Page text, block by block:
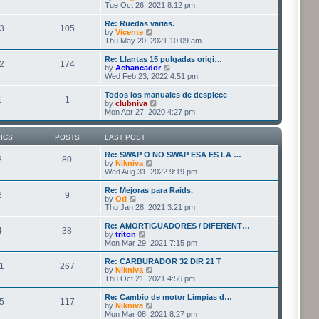
t
s
t
h
a
t
e
t
p
o
s
t
i
e
w
h
l
a
t
e
t
p
o
s
Tue Oct 26, 2021 8:12 pm
105
Re: Ruedas varias.
by Vicente
i
e
w
t
h
a
t
e
s
o
s
t
Thu May 20, 2021 10:09 am
174
Re: Llantas 15 pulgadas origi…
by Achancador
i
e
w
h
l
t
e
t
o
s
t
Wed Feb 23, 2022 4:51 pm
1
Todos los manuales de despiece
by clubniva
i
e
w
h
e
a
t
e
t
o
s
t
Mon Apr 27, 2020 4:27 pm
POSTS LAST POST
80
Re: SWAP O NO SWAP ESA ES LA …
by Nikniva
i
e
w
h
l
a
t
e
t
o
s
t
Wed Aug 31, 2022 9:19 pm
9
Re: Mejoras para Raids.
by Oti
i
e
w
t
h
l
a
t
e
t
p
Thu Jan 28, 2021 3:21 pm
38
Re: AMORTIGUADORES / DIFERENT…
by triton
e
w
t
h
a
t
Mon Mar 29, 2021 7:15 pm
267
Re: CARBURADOR 32 DIR 21 T
by Nikniva
i
e
w
h
Thu Oct 21, 2021 4:56 pm
117
Re: Cambio de motor Limpias d…
by Nikniva
i
Mon Mar 08, 2021 8:27 pm